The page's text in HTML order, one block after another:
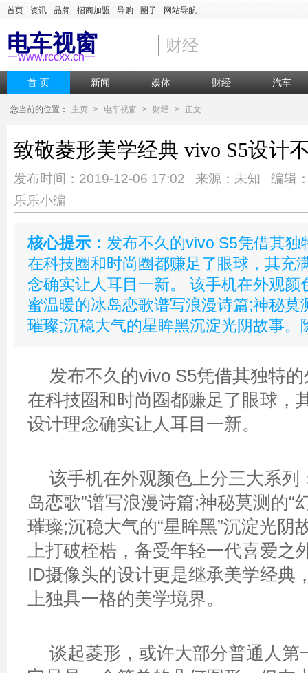
首页 资讯 品牌 招商加盟 导购 圈子 网站导航
电车视窗
一www.rccxx.cn一
财经
首 页 新闻 娱体 财经 汽车
您当前的位置： 主页 > 电车视窗 > 财经 > 正文
致敬菱形美学经典 vivo S5设计
发布时间：2019-12-06 17:02 来源：未知 编辑
乐乐小编
核心提示： 发布不久的vivo S5凭借其独
在科技圈和时尚圈都赚足了眼球，其充
念确实让人耳目一新。 该手机在外观颜
蜜温暖的冰岛恋歌谱写浪漫诗篇;神秘莫
璀璨;沉稳大气的星眸黑沉淀光阴故事。
发布不久的vivo S5凭借其独特
在科技圈和时尚圈都赚足了眼球，
设计理念确实让人耳目一新。
该手机在外观颜色上分三大系列
岛恋歌”谱写浪漫诗篇;神秘莫测的“
璀璨;沉稳大气的“星眸黑”沉淀光阴
上打破桎梏，备受年轻一代喜爱之
ID摄像头的设计更是继承美学经典
上独具一格的美学境界。
谈起菱形，或许大部分普通人第